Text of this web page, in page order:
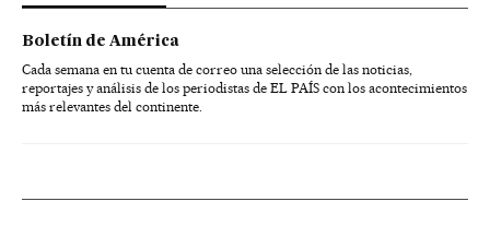
Boletín de América
Cada semana en tu cuenta de correo una selección de las noticias,
reportajes y análisis de los periodistas de EL PAÍS con los acontecimientos
más relevantes del continente.